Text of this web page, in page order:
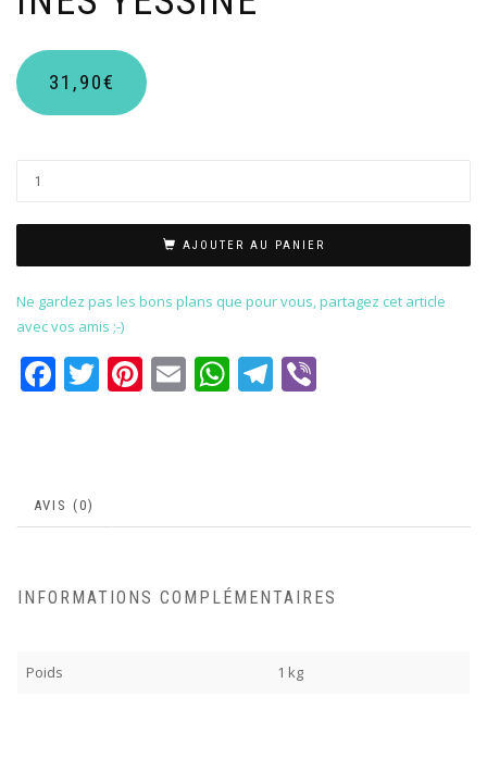
31,90€
AJOUTER AU PANIER
Ne gardez pas les bons plans que pour vous, partagez cet article
avec vos amis ;-)
Facebook
Twitter
Pinterest
EmailWhatsApp
Telegram
AVIS (0)
INFORMATIONS COMPLÉMENTAIRES
Poids 1 kg